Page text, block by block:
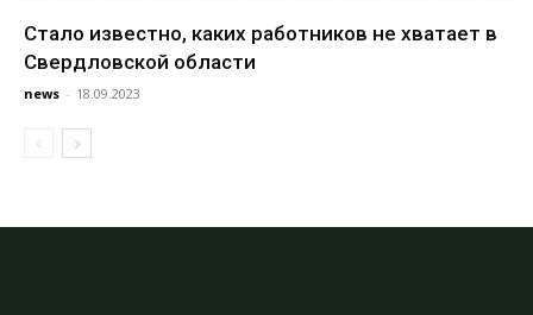
Стало известно, каких работников не хватает в
Свердловской области
news - 18.09.2023